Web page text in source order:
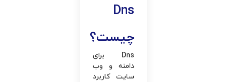
Dns
چیست؟
Dns برای
دامنه و وب
‌سایت کاربرد